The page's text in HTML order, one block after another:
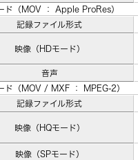
ド（MOV ： Apple ProRes）
記録ファイル形式
映像（HDモード）
音声
ド（MOV / MXF ： MPEG-2）
記録ファイル形式
映像（HQモード）
映像（SPモード）